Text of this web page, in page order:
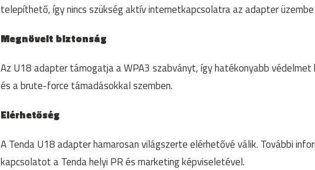
telepíthető, így nincs szükség aktív internetkapcsolatra az adapter
Megnövelt biztonság
Az U18 adapter támogatja a WPA3 szabványt, így hatékonyabb
és a brute-force támadásokkal szemben.
Elérhetőség
A Tenda U18 adapter hamarosan világszerte elérhetővé válik. További
kapcsolatot a Tenda helyi PR és marketing képviseletével.